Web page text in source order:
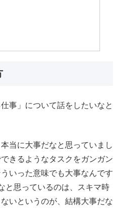
事」について話をしたいなと
当に大事だなと思っていまし
きるようなタスクをガンガン
いった意味でも大事なんです
と思っているのは、スキマ時
いというのが、結構大事だな